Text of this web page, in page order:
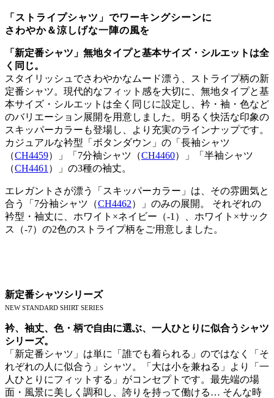
「ストライプシャツ」でワーキングシーンに
さわやか＆涼しげな一陣の風を
「新定番シャツ」無地タイプと基本サイズ・シルエットは全
く同じ。
スタイリッシュでさわやかなムード漂う、ストライプ柄の新
定番シャツ。現代的なフィット感を大切に、無地タイプと基
本サイズ・シルエットは全く同じに設定し、衿・袖・色など
のバリエーション展開を用意しました。明るく快活な印象の
スキッパーカラーも登場し、より充実のラインナップです。
カジュアルな衿型「ボタンダウン」の「長袖シャツ
（CH4459）」「7分袖シャツ（CH4460）」「半袖シャツ
（CH4461 ）」の3種の袖丈。
エレガントさが漂う「スキッパーカラー」は、その雰囲気と
合う「7分袖シャツ（CH4462）」のみの展開。 それぞれの
衿型・袖丈に、ホワイト×ネイビー（-1）、ホワイト×サック
ス（-7）の2色のストライプ柄をご用意しました。
新定番シャツシリーズ
NEW STANDARD SHIRT SERIES
衿、袖丈、色・柄で自由に選ぶ、一人ひとりに似合うシャツ
シリーズ。
「新定番シャツ」は単に「誰でも着られる」のではなく「そ
れぞれの人に似合う」シャツ。「大は小を兼ねる」より「一
人ひとりにフィットする」がコンセプトです。最先端の場
面・風景に美しく調和し、誇りを持って働ける… そんな時